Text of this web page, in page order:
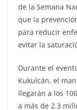
de la Semana
que la
para reducir
evitar la
Durante el
Kukulcán, el
llegarán a los
a más de 2.3